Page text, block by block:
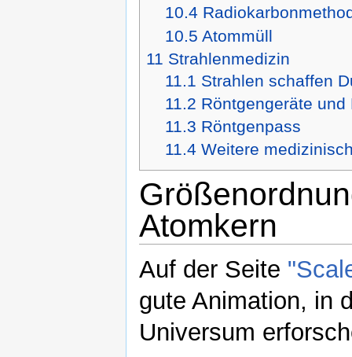
10.4
10.5 Atommüll
11 Strahlenmedizin
11.1 Strahlen schaffen
11.2 Röntgengeräte
11.3 Röntgenpass
11.4 Weitere
Atomkern
Auf der Seite
gute Animation, in
Universum